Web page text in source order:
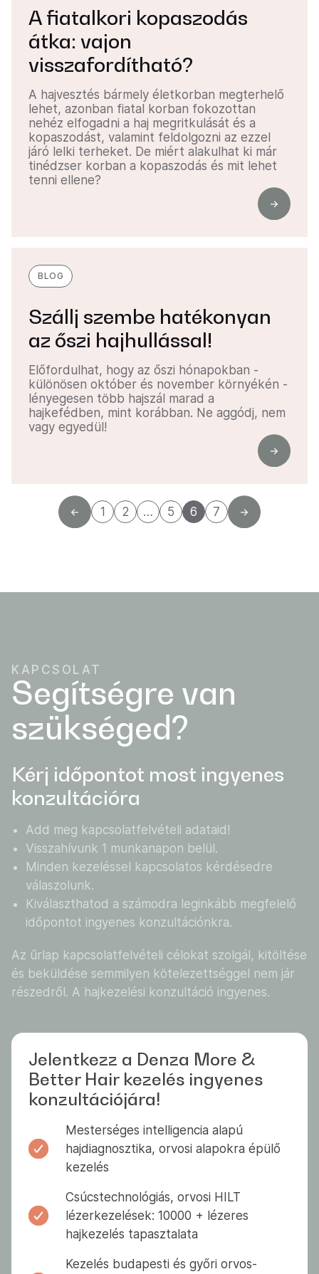
A fiatalkori kopaszodás
átka: vajon
visszafordítható?
A hajvesztés bármely életkorban megterhelő
lehet, azonban fiatal korban fokozottan
nehéz elfogadni a haj megritkulását és a
kopaszodást, valamint feldolgozni az ezzel
járó lelki terheket. De miért alakulhat ki már
tinédzser korban a kopaszodás és mit lehet
tenni ellene?
BLOG
Szállj szembe hatékonyan
az őszi hajhullással!
Előfordulhat, hogy az őszi hónapokban -
különösen október és november környékén -
lényegesen több hajszál marad a
hajkefédben, mint korábban. Ne aggódj, nem
vagy egyedül!
1 2 … 5 6 7
KAPCSOLAT
Segítségre van
szükséged?
Kérj időpontot most ingyenes
konzultációra
Add meg kapcsolatfelvételi adataid!
Visszahívunk 1 munkanapon belül.
Minden kezeléssel kapcsolatos kérdésedre
válaszolunk.
Kiválaszthatod a számodra leginkább megfelelő
időpontot ingyenes konzultációnkra.
Az űrlap kapcsolatfelvételi célokat szolgál, kitöltése
és beküldése semmilyen kötelezettséggel nem jár
részedről. A hajkezelési konzultáció ingyenes.
Jelentkezz a Denza More &
Better Hair kezelés ingyenes
konzultációjára!
Mesterséges intelligencia alapú
hajdiagnosztika, orvosi alapokra épülő
kezelés
Csúcstechnológiás, orvosi HILT
lézerkezelések: 10000 + lézeres
hajkezelés tapasztalata
Kezelés budapesti és győri orvos-